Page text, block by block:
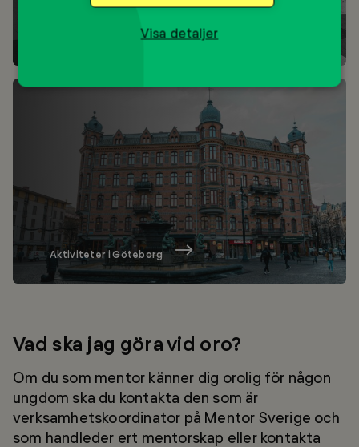
Aktiviteter i Stockholm
Aktiviteter
Aktiviteter i Göteborg
Vad ska jag göra vid oro?
Om du som mentor känner dig orolig för någon
ungdom ska du kontakta den som är
verksamhetskoordinator på Mentor Sverige och
som handleder ert mentorskap eller kontakta
Visa detaljer